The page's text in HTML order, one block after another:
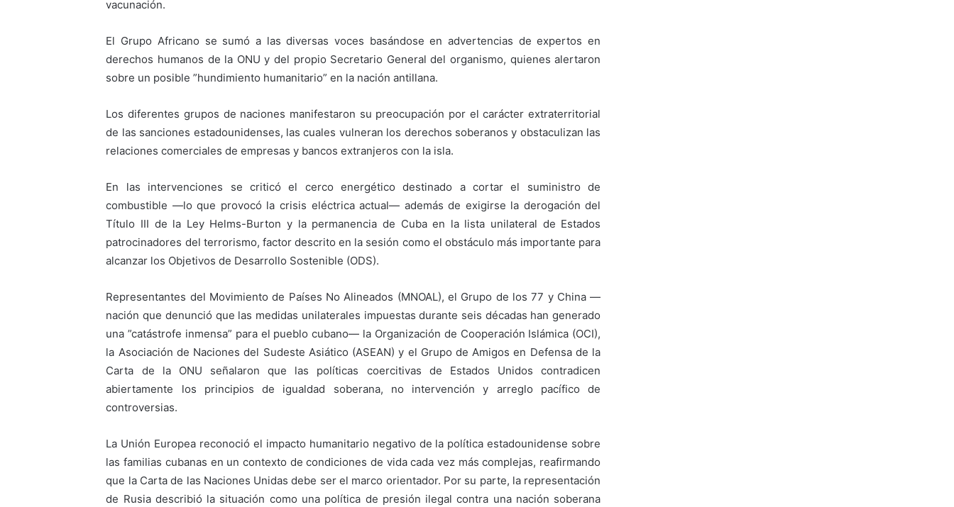
vacunación.
El Grupo Africano se sumó a las diversas voces basándose en advertencias de expertos en
derechos humanos de la ONU y del propio Secretario General del organismo, quienes alertaron
sobre un posible ”hundimiento humanitario” en la nación antillana.
Los diferentes grupos de naciones manifestaron su preocupación por el carácter extraterritorial
de las sanciones estadounidenses, las cuales vulneran los derechos soberanos y obstaculizan las
relaciones comerciales de empresas y bancos extranjeros con la isla.
En las intervenciones se criticó el cerco energético destinado a cortar el suministro de
combustible —lo que provocó la crisis eléctrica actual— además de exigirse la derogación del
Título III de la Ley Helms-Burton y la permanencia de Cuba en la lista unilateral de Estados
patrocinadores del terrorismo, factor descrito en la sesión como el obstáculo más importante para
alcanzar los Objetivos de Desarrollo Sostenible (ODS).
Representantes del Movimiento de Países No Alineados (MNOAL), el Grupo de los 77 y China —
nación que denunció que las medidas unilaterales impuestas durante seis décadas han generado
una ”catástrofe inmensa” para el pueblo cubano— la Organización de Cooperación Islámica (OCI),
la Asociación de Naciones del Sudeste Asiático (ASEAN) y el Grupo de Amigos en Defensa de la
Carta de la ONU señalaron que las políticas coercitivas de Estados Unidos contradicen
abiertamente los principios de igualdad soberana, no intervención y arreglo pacífico de
controversias.
La Unión Europea reconoció el impacto humanitario negativo de la política estadounidense sobre
las familias cubanas en un contexto de condiciones de vida cada vez más complejas, reafirmando
que la Carta de las Naciones Unidas debe ser el marco orientador. Por su parte, la representación
de Rusia describió la situación como una política de presión ilegal contra una nación soberana